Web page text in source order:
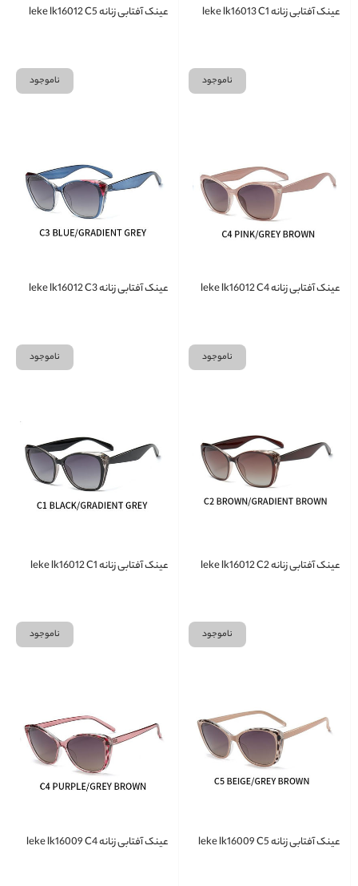
عینک آفتابی زنانه leke lk16013 C1
ناموجود
عینک آفتابی زنانه leke lk16012 C5
ناموجود
عینک آفتابی زنانه leke lk16012 C4
ناموجود
عینک آفتابی زنانه leke lk16012 C3
ناموجود
عینک آفتابی زنانه leke lk16012 C2
ناموجود
عینک آفتابی زنانه leke lk16012 C1
ناموجود
عینک آفتابی زنانه leke lk16009 C5 عینک آفتابی زنانه leke lk16009 C4